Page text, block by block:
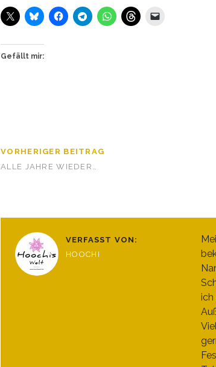
Gefällt mir:
VORHERIGER BEITRAG
ALLE JAHRE WIEDER…
VERFASST VON:
HOOCHI
ich